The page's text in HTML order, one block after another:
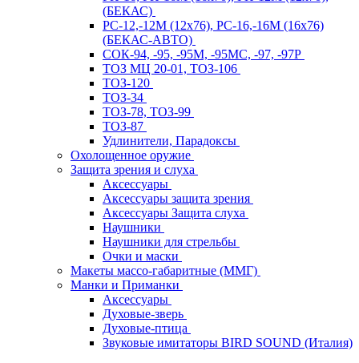
(БЕКАС)
РС-12,-12М (12х76), РС-16,-16М (16х76)
(БЕКАС-АВТО)
СОК-94, -95, -95М, -95МС, -97, -97Р
ТОЗ МЦ 20-01, ТОЗ-106
ТОЗ-120
ТОЗ-34
ТОЗ-78, ТОЗ-99
ТОЗ-87
Удлинители, Парадоксы
Охолощенное оружие
Защита зрения и слуха
Аксессуары
Аксессуары защита зрения
Аксессуары Защита слуха
Наушники
Наушники для стрельбы
Очки и маски
Макеты массо-габаритные (ММГ)
Манки и Приманки
Аксессуары
Духовые-зверь
Духовые-птица
Звуковые имитаторы BIRD SOUND (Италия)